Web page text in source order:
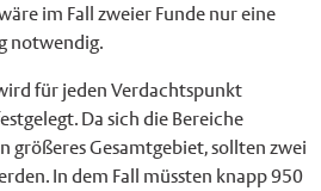
im Fall zweier Funde nur eine
notwendig.
für jeden Verdachtspunkt
Da sich die Bereiche
größeres Gesamtgebiet, sollten zwei
In dem Fall müssten knapp 950